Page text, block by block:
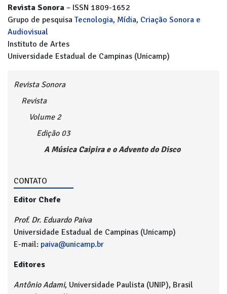
Revista Sonora – ISSN 1809-1652
Grupo de pesquisa Tecnologia, Mídia, Criação Sonora e
Audiovisual
Instituto de Artes
Universidade Estadual de Campinas (Unicamp)
Revista Sonora
Revista
Volume 2
Edição 03
A Música Caipira e o Advento do Disco
CONTATO
Editor Chefe
Prof. Dr. Eduardo Paiva
Universidade Estadual de Campinas (Unicamp)
E-mail: paiva@unicamp.br
Editores
Antônio Adami, Universidade Paulista (UNIP), Brasil